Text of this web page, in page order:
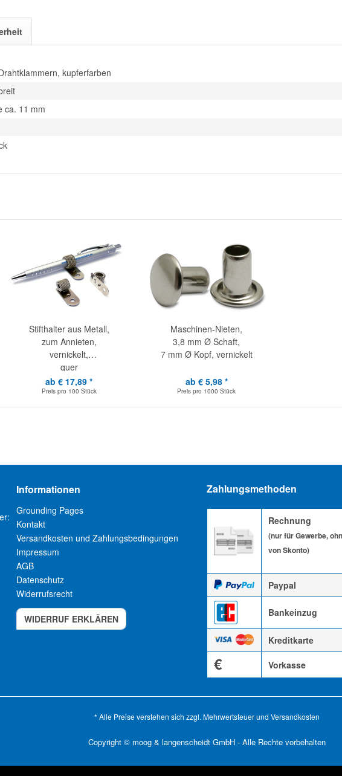
kupferfarben
ca. 11 mm
Stifthalter aus Metall,
zum Annieten,
vernickelt,
quer
ab € 17,89 *
Preis pro 100 Stück
Maschinen-Nieten,
3,8 mm Ø Schaft,
7 mm Ø Kopf, vernickelt
ab € 5,98 *
Preis pro 1000 Stück
Informationen
Grounding Pages
Kontakt
Versandkosten und Zahlungsbedingungen
Impressum
AGB
Datenschutz
Widerrufsrecht
WIDERRUF ERKLÄREN
Zahlungsmethoden
Rechnung
(nur für Gewerbe,
von Skonto)
Paypal
Bankeinzug
Kreditkarte
€ Vorkasse
* Alle Preise verstehen sich zzgl. Mehrwertsteuer und Versandkosten
Copyright © moog & langenscheidt GmbH - Alle Rechte vorbehalten